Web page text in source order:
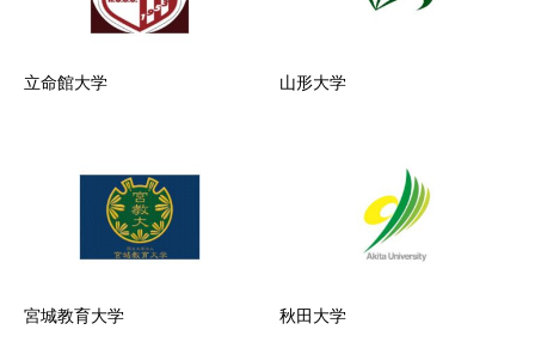
立命館大学 山形大学
宮城教育大学 秋田大学